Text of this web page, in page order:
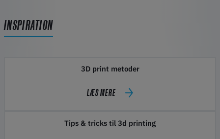
INSPIRATION
3D print metoder
LÆS MERE
Tips & tricks til 3d printing